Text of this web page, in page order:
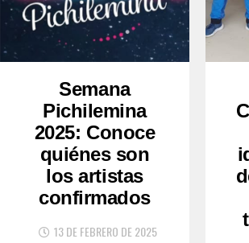
Semana
Pichilemina
2025: Conoce
quiénes son
los artistas
confirmados
13 DE FEBRERO DE 2025